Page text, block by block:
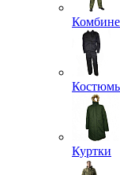
Куртки